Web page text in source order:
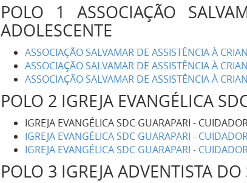
POLO 1 ASSOCIAÇÃO
ADOLESCENTE
ASSOCIAÇÃO SALVAMAR DE ASSISTÊNCIA À
ASSOCIAÇÃO SALVAMAR DE ASSISTÊNCIA À
ASSOCIAÇÃO SALVAMAR DE ASSISTÊNCIA À
POLO 2 IGREJA EVANGÉLICA
IGREJA EVANGÉLICA SDC GUARAPARI -
IGREJA EVANGÉLICA SDC GUARAPARI -
IGREJA EVANGÉLICA SDC GUARAPARI -
POLO 3 IGREJA ADVENTISTA